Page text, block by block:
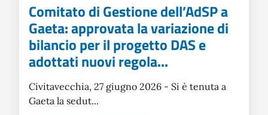
Comitato di Gestione dell’AdSP a
Gaeta: approvata la variazione di
bilancio per il progetto DAS e
adottati nuovi regola...
Civitavecchia, 27 giugno 2026 - Si è tenuta a
Gaeta la sedut...